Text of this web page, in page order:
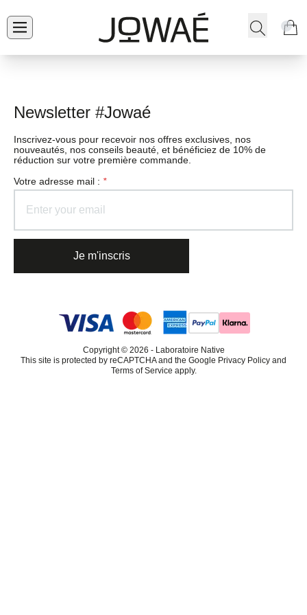
Newsletter #Jowaé
Inscrivez-vous pour recevoir nos offres exclusives, nos
nouveautés, nos conseils beauté, et bénéficiez de 10% de
réduction sur votre première commande.
Votre adresse mail : *
Je m'inscris
Copyright © 2026 - Laboratoire Native
This site is protected by reCAPTCHA and the Google Privacy Policy and
Terms of Service apply.